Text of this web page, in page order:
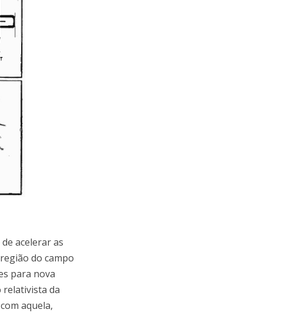
de acelerar as
do campo
para nova
relativista da
aquela,